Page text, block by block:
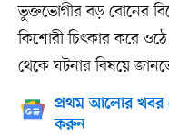
ভুক্তভোগীর বড় বোনের
কিশোরী চিৎকার করে
থেকে ঘটনার বিষয়ে
প্রথম আলোর খবর
করুন